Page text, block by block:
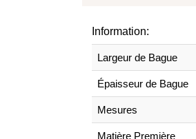
Information:
Largeur de Bague
Épaisseur de Bague
Mesures
Matière Première